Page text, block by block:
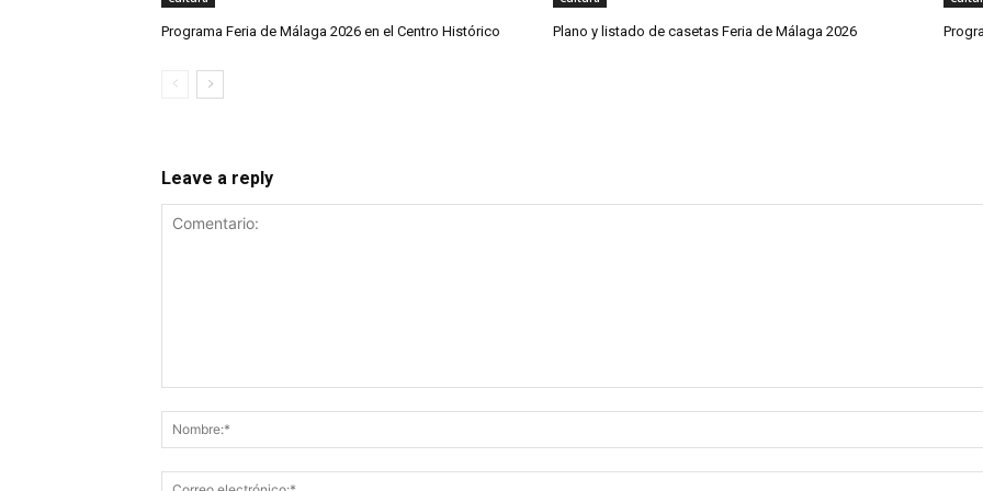
Programa Feria de Málaga 2026 en el Centro Histórico Plano y listado de casetas Feria de Málaga 2026
Leave a reply